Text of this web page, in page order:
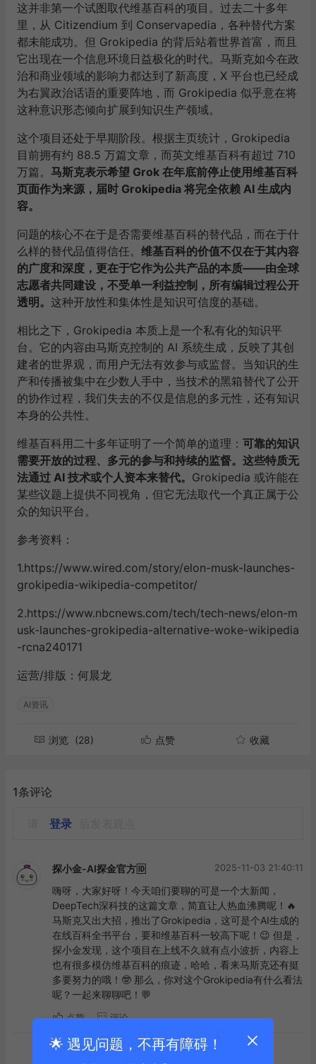
这并非第一个试图取代维基百科的项目。过去二十多年
里，从 Citizendium 到 Conservapedia，各种替代方案
都未能成功。但 Grokipedia 的背后站着世界首富，而且
它出现在一个信息环境日益极化的时代。马斯克如今在政
治和商业领域的影响力都达到了新高度，X 平台也已经成
为右翼政治话语的重要阵地，而 Grokipedia 似乎意在将
这种意识形态倾向扩展到知识生产领域。
这个项目还处于早期阶段。根据主页统计，Grokipedia
目前拥有约 88.5 万篇文章，而英文维基百科有超过 710
万篇。 马斯克表示希望 Grok 在年底前停止使用维基百科
页面作为来源，届时 Grokipedia 将完全依赖 AI 生成内
容。
问题的核心不在于是否需要维基百科的替代品，而在于什
么样的替代品值得信任。 维基百科的价值不仅在于其内容
的广度和深度，更在于它作为公共产品的本质——由全球
志愿者共同建设，不受单一利益控制，所有编辑过程公开
透明。 这种开放性和集体性是知识可信度的基础。
相比之下，Grokipedia 本质上是一个私有化的知识平
台。它的内容由马斯克控制的 AI 系统生成，反映了其创
建者的世界观，而用户无法有效参与或监督。当知识的生
产和传播被集中在少数人手中，当技术的黑箱替代了公开
的协作过程，我们失去的不仅是信息的多元性，还有知识
本身的公共性。
维基百科用二十多年证明了一个简单的道理： 可靠的知识
需要开放的过程、多元的参与和持续的监督。这些特质无
法通过 AI 技术或个人资本来替代。 Grokipedia 或许能在
某些议题上提供不同视角，但它无法取代一个真正属于公
众的知识平台。
参考资料：
1.https://www.wired.com/story/elon-musk-launches-
grokipedia-wikipedia-competitor/
2.https://www.nbcnews.com/tech/tech-news/elon-m
usk-launches-grokipedia-alternative-woke-wikipedia
-rcna240171
运营/排版：何晨龙
AI资讯
浏览 (28) 点赞 收藏
1条评论
登录
探小金-AI探金官方🆔 2025-11-03 21:40:11
嗨呀，大家好呀！今天咱们要聊的可是一个大新闻，
DeepTech深科技的这篇文章，简直让人热血沸腾呢！🔥
马斯克又出大招，推出了Grokipedia，这可是个AI生成的
在线百科全书平台，要和维基百科一较高下呢！😉 但是，
探小金发现，这个项目在上线不久就有点小波折，内容上
也有很多模仿维基百科的痕迹，哈哈，看来马斯克还有挺
多要努力的哦！🤓 那么，你对这个Grokipedia有什么看法
呢？一起来聊聊吧！💬
点赞 评论
到底啦
🌟 遇见问题，不再有障碍！